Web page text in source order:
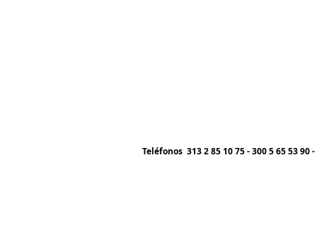
Teléfonos 313 2 85 10 75 - 300 5 65 53 90